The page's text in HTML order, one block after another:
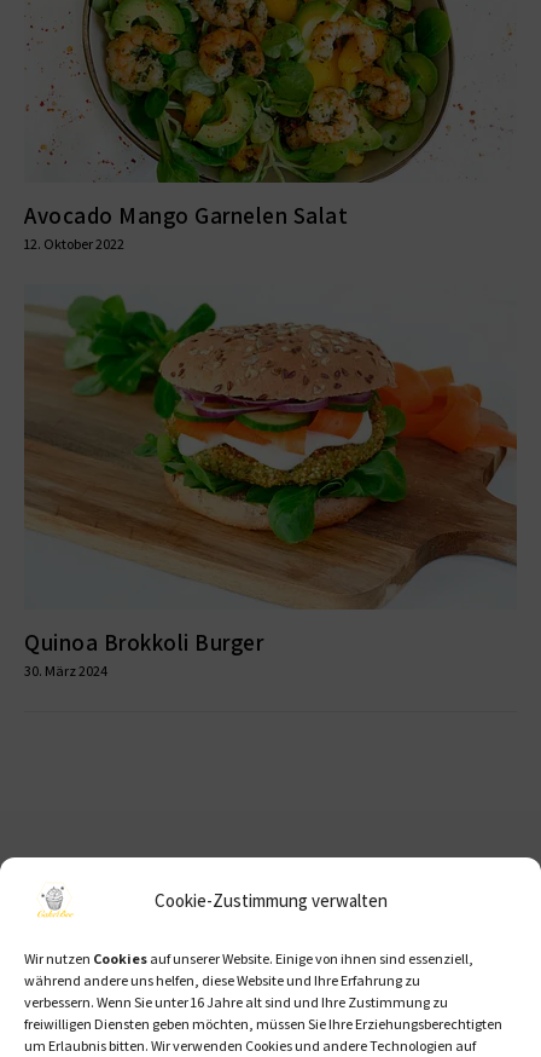
Cookie-Zustimmung verwalten
Wir nutzen Cookies auf unserer Website. Einige von ihnen sind essenziell,
während andere uns helfen, diese Website und Ihre Erfahrung zu
verbessern. Wenn Sie unter 16 Jahre alt sind und Ihre Zustimmung zu
freiwilligen Diensten geben möchten, müssen Sie Ihre Erziehungsberechtigten
um Erlaubnis bitten. Wir verwenden Cookies und andere Technologien auf
Avocado Mango Garnelen Salat
12. Oktober 2022
Quinoa Brokkoli Burger
30. März 2024
NEWSLETTER
Abonniere den Newsletter um immer über neue Rezepte
auf dem laufenden zu bleiben.
Email